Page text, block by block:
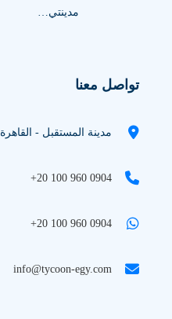
مدينتي…
تواصل معنا
مدينة المستقبل - القاهرة
+20 100 960 0904
+20 100 960 0904
info@tycoon-egy.com